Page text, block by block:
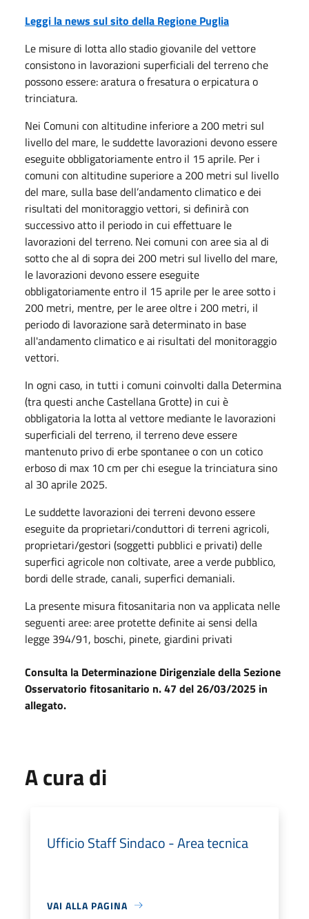
Leggi la news sul sito della Regione Puglia
Le misure di lotta allo stadio giovanile del vettore
consistono in lavorazioni superficiali del terreno che
possono essere: aratura o fresatura o erpicatura o
trinciatura.
Nei Comuni con altitudine inferiore a 200 metri sul
livello del mare, le suddette lavorazioni devono essere
eseguite obbligatoriamente entro il 15 aprile. Per i
comuni con altitudine superiore a 200 metri sul livello
del mare, sulla base dell’andamento climatico e dei
risultati del monitoraggio vettori, si definirà con
successivo atto il periodo in cui effettuare le
lavorazioni del terreno. Nei comuni con aree sia al di
sotto che al di sopra dei 200 metri sul livello del mare,
le lavorazioni devono essere eseguite
obbligatoriamente entro il 15 aprile per le aree sotto i
200 metri, mentre, per le aree oltre i 200 metri, il
periodo di lavorazione sarà determinato in base
all'andamento climatico e ai risultati del monitoraggio
vettori.
In ogni caso, in tutti i comuni coinvolti dalla Determina
(tra questi anche Castellana Grotte) in cui è
obbligatoria la lotta al vettore mediante le lavorazioni
superficiali del terreno, il terreno deve essere
mantenuto privo di erbe spontanee o con un cotico
erboso di max 10 cm per chi esegue la trinciatura sino
al 30 aprile 2025.
Le suddette lavorazioni dei terreni devono essere
eseguite da proprietari/conduttori di terreni agricoli,
proprietari/gestori (soggetti pubblici e privati) delle
superfici agricole non coltivate, aree a verde pubblico,
bordi delle strade, canali, superfici demaniali.
La presente misura fitosanitaria non va applicata nelle
seguenti aree: aree protette definite ai sensi della
legge 394/91, boschi, pinete, giardini privati
Consulta la Determinazione Dirigenziale della Sezione
Osservatorio fitosanitario n. 47 del 26/03/2025 in
allegato.
A cura di
Ufficio Staff Sindaco - Area tecnica
VAI ALLA PAGINA